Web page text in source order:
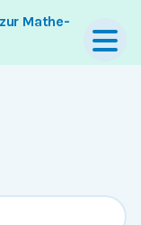
Mathe-